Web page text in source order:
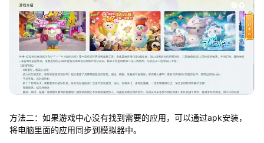
方法二：如果游戏中心没有找到需要的应用，可以通过apk安装，
将电脑里面的应用同步到模拟器中。